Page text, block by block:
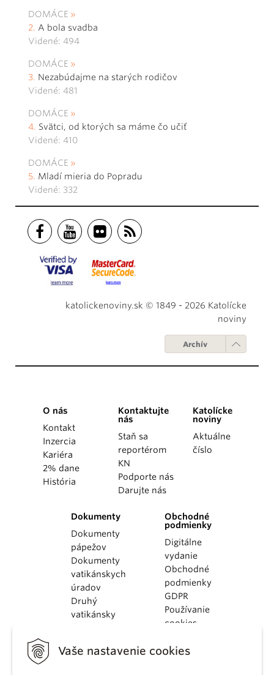
Vaše nastavenie cookies
DOMÁCE
A bola svadba
Videné: 494
DOMÁCE
Nezabúdajme na starých rodičov
Videné: 481
DOMÁCE
Svätci, od ktorých sa máme čo učiť
Videné: 410
DOMÁCE
Mladí mieria do Popradu
Videné: 332
katolickenoviny.sk © 1849 - 2026 Katolícke
noviny
Archív
O nás
Kontakt
Inzercia
Kariéra
2% dane
História
Kontaktujte
nás
Staň sa
reportérom
KN
Podporte nás
Darujte nás
Katolícke
noviny
Aktuálne
číslo
Dokumenty
Dokumenty
pápežov
Dokumenty
vatikánskych
úradov
Druhý
vatikánsky
KBS
Obchodné
podmienky
Digitálne
vydanie
Obchodné
podmienky
GDPR
Používanie
cookies